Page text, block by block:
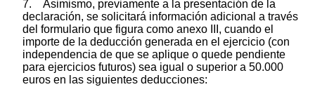
7. Asimismo, previamente a la presentación de la
declaración, se solicitará información adicional a través
del formulario que figura como anexo III, cuando el
importe de la deducción generada en el ejercicio (con
independencia de que se aplique o quede pendiente
para ejercicios futuros) sea igual o superior a 50.000
euros en las siguientes deducciones: